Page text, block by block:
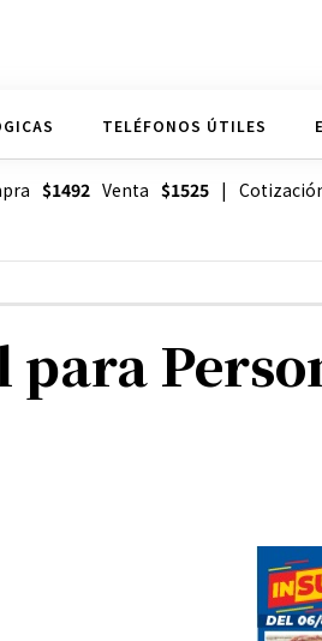
TELÉFONOS ÚTILES
$1492Venta $1525|